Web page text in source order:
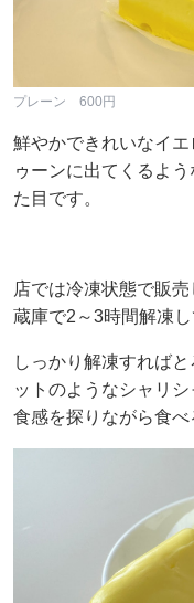
プレーン 600円
鮮やかできれいなイ
ゥーンに出てくるよう
た目です。
店では冷凍状態で販
蔵庫で2～3時間解凍し
しっかり解凍すれば
ットのようなシャリ
食感を探りながら食べ